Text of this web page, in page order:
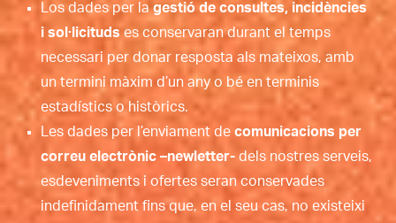
Los dades per la gestió de consultes, incidències
i sol·licituds es conservaran durant el temps
necessari per donar resposta als mateixos, amb
un termini màxim d’un any o bé en terminis
estadístics o històrics.
Les dades per l’enviament de comunicacions per
correu electrònic –newletter- dels nostres serveis,
esdeveniments i ofertes seran conservades
indefinidament fins que, en el seu cas, no existeixi